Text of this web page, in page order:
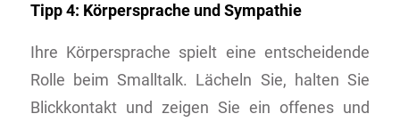
Tipp 4: Körpersprache und Sympathie
Ihre Körpersprache spielt eine entscheidende
Rolle beim Smalltalk. Lächeln Sie, halten Sie
Blickkontakt und zeigen Sie ein offenes und